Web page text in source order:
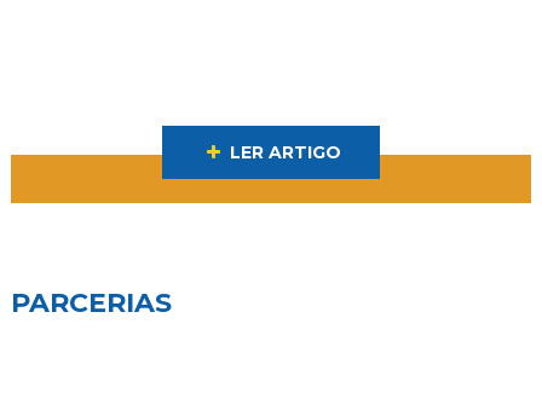
LER ARTIGO
PARCERIAS